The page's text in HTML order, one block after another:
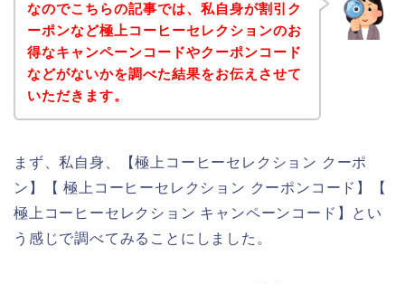
なのでこちらの記事では、私自身が割引ク
ーポンなど極上コーヒーセレクションのお
得なキャンペーンコードやクーポンコード
などがないかを調べた結果をお伝えさせて
いただきます。
まず、私自身、【極上コーヒーセレクション クーポ
ン】【 極上コーヒーセレクション クーポンコード】【
極上コーヒーセレクション キャンペーンコード】とい
う感じで調べてみることにしました。